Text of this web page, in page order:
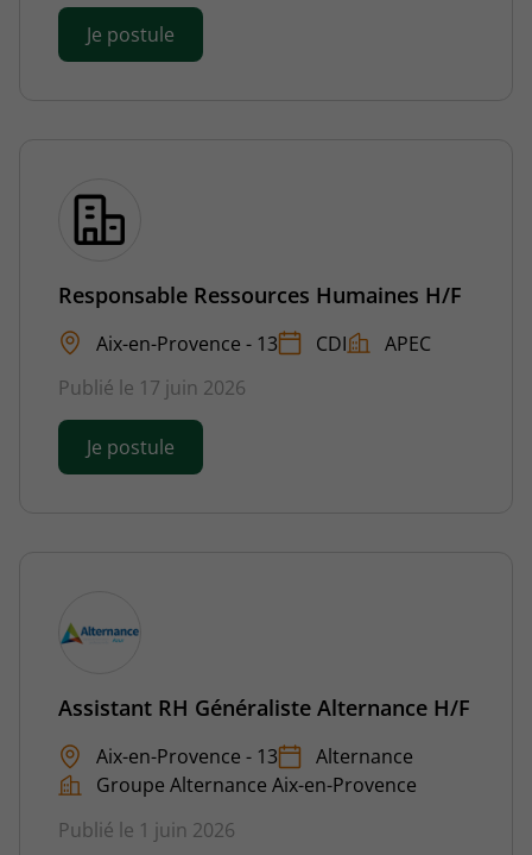
Je postule
Responsable Ressources Humaines H/F
Aix-en-Provence - 13 CDI
APEC
Publié le 17 juin 2026
Je postule
Assistant RH Généraliste Alternance H/F
Aix-en-Provence - 13
Alternance
Groupe Alternance Aix-en-Provence
Publié le 1 juin 2026